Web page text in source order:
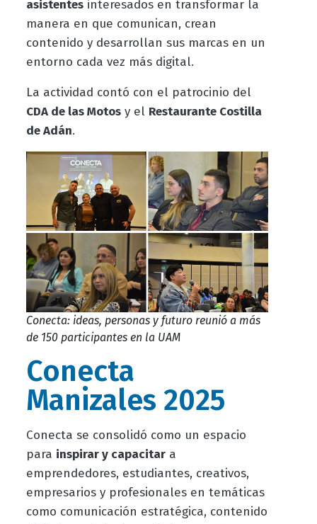
asistentesinteresados en transformar la
manera en que comunican, crean
contenido y desarrollan sus marcas en un
entorno cada vez más digital.
La actividad contó con el patrocinio del
CDA de las Motosy el Restaurante Costilla
de Adán.
Conecta: ideas, personas y futuro reunió a más
de 150 participantes en la UAM
Conecta
Manizales 2025
Conecta se consolidó como un espacio
para inspirar y capacitara
emprendedores, estudiantes, creativos,
empresarios y profesionales en temáticas
como comunicación estratégica, contenido